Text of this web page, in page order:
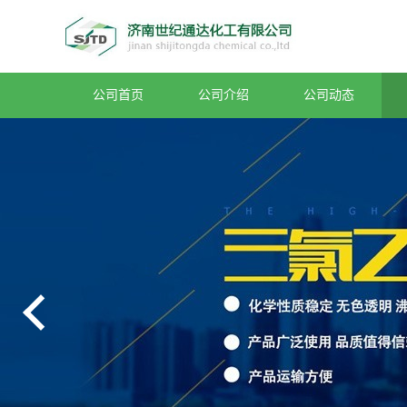
公司首页 公司介绍 公司动态